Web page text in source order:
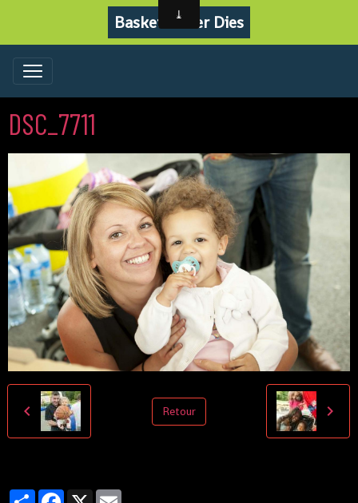
Basket Never Dies
DSC_7711
Retour
PartagerFacebook
X